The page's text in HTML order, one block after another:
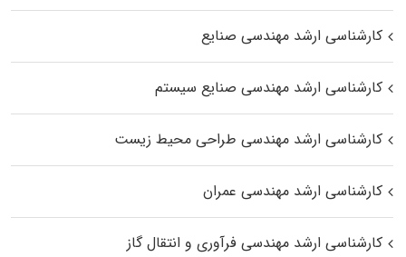
کارشناسی ارشد مهندسی صنایع
کارشناسی ارشد مهندسی صنایع سیستم
کارشناسی ارشد مهندسی طراحی محیط زیست
کارشناسی ارشد مهندسی عمران
کارشناسی ارشد مهندسی فرآوری و انتقال گاز